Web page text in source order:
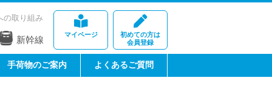
マイページ
初めての方は
会員登録
の取り組み
新幹線
手荷物のご案内 よくあるご質問